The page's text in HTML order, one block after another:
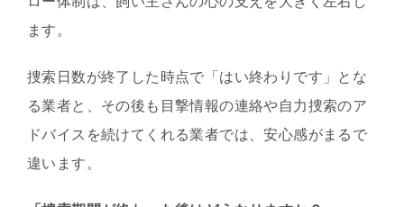
ます。
捜索日数が終了した時点で「はい終わりです」とな
る業者と、その後も目撃情報の連絡や自力捜索のア
ドバイスを続けてくれる業者では、安心感がまるで
違います。